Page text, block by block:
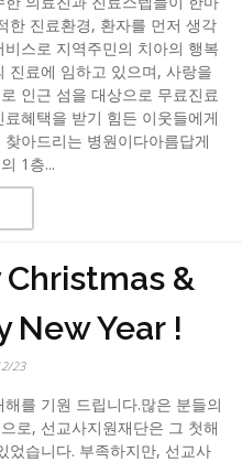
한 진료환경, 환자를 먼저 생각
스로 지역주민의 치아의 행복
진료에 임하고 있으며, 사랑을
인근 섬을 대상으로 무료진료
혜택을 받기 힘든 이웃들에게
아드리는 병원이다아름답게
1층...
Christmas &
New Year !
23
를 기원 드립니다.많은 분들의
로, 선교사지원재단은 그 첫해
었습니다. 부족하지만, 선교사